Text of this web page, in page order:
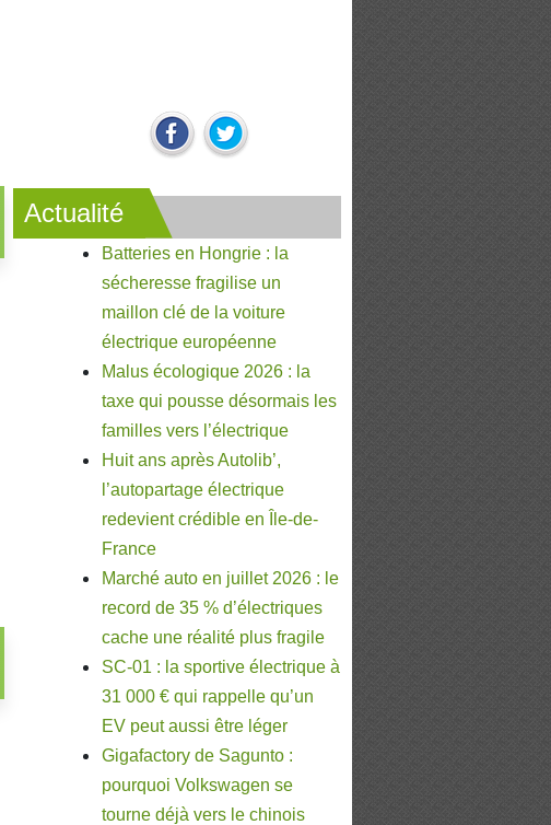
Actualité
Batteries en Hongrie : la
sécheresse fragilise un
maillon clé de la voiture
électrique européenne
Malus écologique 2026 : la
taxe qui pousse désormais les
familles vers l’électrique
Huit ans après Autolib’,
l’autopartage électrique
redevient crédible en Île-de-
France
Marché auto en juillet 2026 : le
record de 35 % d’électriques
cache une réalité plus fragile
SC-01 : la sportive électrique à
31 000 € qui rappelle qu’un
EV peut aussi être léger
Gigafactory de Sagunto :
pourquoi Volkswagen se
tourne déjà vers le chinois